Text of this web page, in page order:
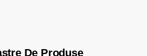
De Produse